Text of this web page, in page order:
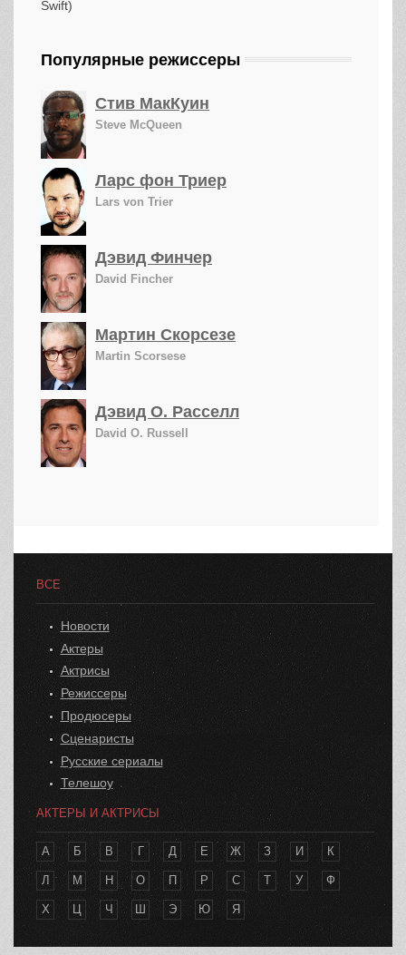
Популярные режиссеры
Стив МакКуин
Steve McQueen
Ларс фон Триер
Lars von Trier
Дэвид Финчер
David Fincher
Мартин Скорсезе
Martin Scorsese
Дэвид О. Расселл
David O. Russell
ВСЕ
Новости
Актеры
Актрисы
Режиссеры
Продюсеры
Сценаристы
Русские сериалы
Телешоу
АКТЕРЫ И АКТРИСЫ
А Б В Г Д Е Ж З И К
Л М Н О П Р С Т У Ф
Х Ц Ч Ш Э Ю Я